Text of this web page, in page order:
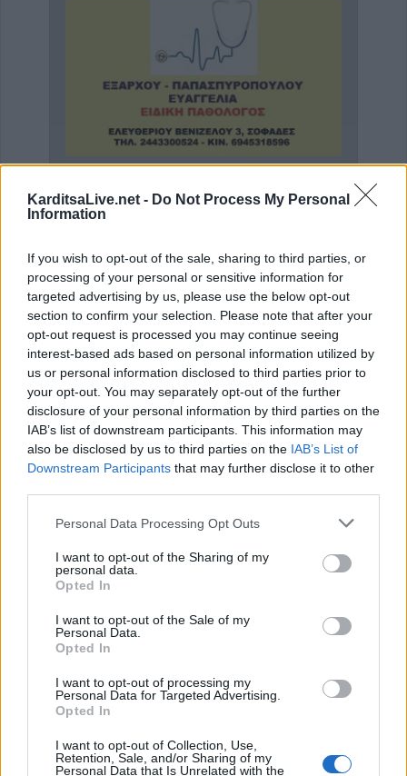
KarditsaLive.net - Do Not Process My Personal
Information
If you wish to opt-out of the sale, sharing to third parties, or
processing of your personal or sensitive information for
targeted advertising by us, please use the below opt-out
section to confirm your selection. Please note that after your
opt-out request is processed you may continue seeing
interest-based ads based on personal information utilized by
us or personal information disclosed to third parties prior to
your opt-out. You may separately opt-out of the further
disclosure of your personal information by third parties on the
IAB’s list of downstream participants. This information may
also be disclosed by us to third parties on the IAB’s List of
Downstream Participants that may further disclose it to other
Personal Data Processing Opt Outs
I want to opt-out of the Sharing of my
personal data.
Opted In
I want to opt-out of the Sale of my
Personal Data.
Opted In
I want to opt-out of processing my
Personal Data for Targeted Advertising.
Opted In
I want to opt-out of Collection, Use,
Retention, Sale, and/or Sharing of my
Personal Data that Is Unrelated with the
Ειδική Παθολόγος 'Εξάρχου - Παπασπυροπούλου Ευαγγελία'
ΤΕΛΕΥΤΑΙΑ ΝΕΑ
Υψηλός κίνδυνος πυρκαγιάς την Κυριακή
(9/8) σε μεγάλο τμήμα του ν. Καρδίτσας και
της υπόλοιπης Θεσσαλίας
Ανασύρθηκε χωρίς τις αισθήσεις του
ηλικιωμένος από πηγάδι σε οικισμό της
Αλεξανδρούπολης
8 Αυγούστου 2026, 21:54
στους λογαριασμούς των καταναλωτών
Σίσκος Α. Βασίλειος: "Οι ηλίθιοι"
Πάρος: Νεκρό 4χρονο παιδί σε πισίνα beach
bar
8 Αυγούστου 2026, 19:35
Υπεγράφη η σύμβαση για την «Αναβάθμιση
Πόλης»
8 Αυγούστου 2026, 19:33